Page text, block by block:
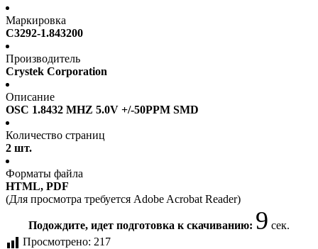
Маркировка
C3292-1.843200
Производитель
Crystek Corporation
Описание
OSC 1.8432 MHZ 5.0V +/-50PPM SMD
Количество страниц
2 шт.
Форматы файла
HTML, PDF
(Для просмотра требуется Adobe Acrobat Reader)
Подождите, идет подготовка к скачиванию: 9 сек.
Просмотрено: 217